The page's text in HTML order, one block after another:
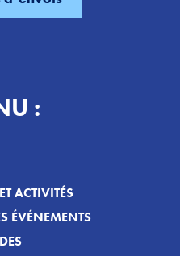
:
ACTIVITÉS
ÉVÉNEMENTS